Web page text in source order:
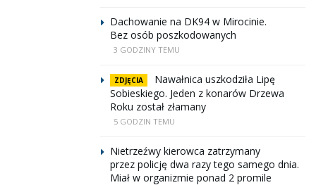
Dachowanie na DK94 w Mirocinie.
Bez osób poszkodowanych
3 GODZINY TEMU
ZDJĘCIA
Nawałnica uszkodziła Lipę
Sobieskiego. Jeden z konarów Drzewa
Roku został złamany
5 GODZIN TEMU
Nietrzeźwy kierowca zatrzymany
przez policję dwa razy tego samego dnia.
Miał w organizmie ponad 2 promile